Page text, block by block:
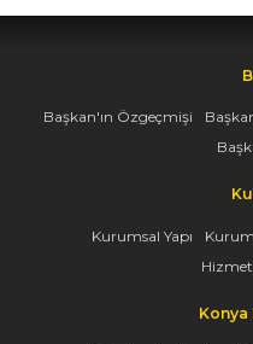
Başkan'ın Özgeçmişi
Kurumsal Yapı
Konya